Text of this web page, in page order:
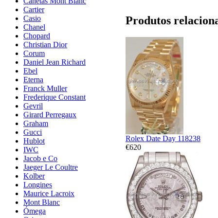
Cartier
Casio
Chanel
Chopard
Christian Dior
Corum
Daniel Jean Richard
Ebel
Eterna
Franck Muller
Frederique Constant
Gevril
Girard Perregaux
Graham
Gucci
Hublot
IWC
Jacob e Co
Jaeger Le Coultre
Kolber
Longines
Maurice Lacroix
Mont Blanc
Ómega
Produtos
Rolex Date Day 118238
€620